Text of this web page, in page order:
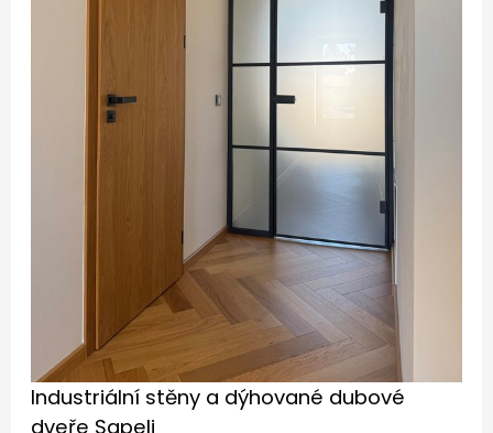
Industriální stěny a dýhované dubové
dveře Sapeli